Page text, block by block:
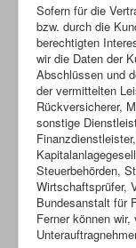
Sofern für die
bzw. durch die
berechtigten
wir die Daten der
Abschlüssen und
der vermittelten
Rückversicherer,
sonstige
Steuerbehörden,
Wirtschaftsprüfer,
Bundesanstalt für
Ferner können